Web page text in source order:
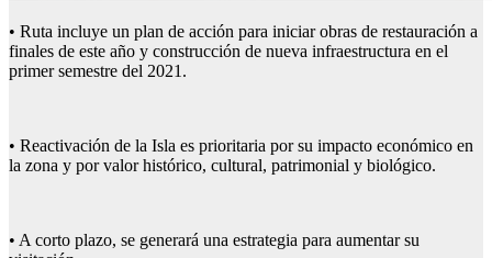
• Ruta incluye un plan de acción para iniciar obras de restauración a
finales de este año y construcción de nueva infraestructura en el
primer semestre del 2021.
• Reactivación de la Isla es prioritaria por su impacto económico en
la zona y por valor histórico, cultural, patrimonial y biológico.
• A corto plazo, se generará una estrategia para aumentar su